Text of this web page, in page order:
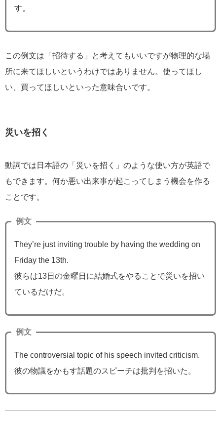
す。
この例文は「招待する」と考えてもいいですが物理的な場
所に来てほしいというわけではありません。使ってほし
い、買ってほしいといった意味合いです。
災いを招く
動詞では日本語の「災いを招く」のような使い方が英語で
もできます。何か悪い出来事が起こってしまう機会を作る
ことです。
例文
They’re just inviting trouble by having the wedding on
Friday the 13th.
彼らは13日の金曜日に結婚式をやることで災いを招い
ているだけだ。
例文
The controversial topic of his speech invited criticism.
彼の物議をかもす話題のスピーチは批判を招いた。